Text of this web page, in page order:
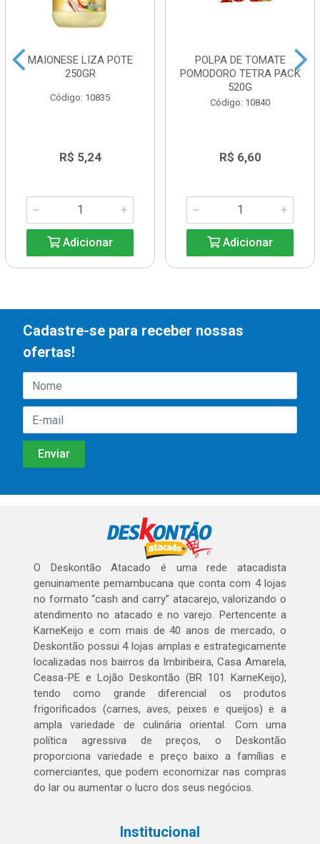
MAIONESE LIZA POTE
250GR
Código: 10835
R$ 5,24
Adicionar
POLPA DE TOMATE
POMODORO TETRA PACK
520G
Código: 10840
R$ 6,60
Adicionar
Cadastre-se para receber nossas
ofertas!
O Deskontão Atacado é uma rede atacadista
genuinamente pernambucana que conta com 4 lojas
no formato “cash and carry” atacarejo, valorizando o
atendimento no atacado e no varejo. Pertencente a
KarneKeijo e com mais de 40 anos de mercado, o
Deskontão possui 4 lojas amplas e estrategicamente
localizadas nos bairros da Imbiribeira, Casa Amarela,
Ceasa-PE e Lojão Deskontão (BR 101 KarneKeijo),
tendo como grande diferencial os produtos
frigorificados (carnes, aves, peixes e queijos) e a
ampla variedade de culinária oriental. Com uma
política agressiva de preços, o Deskontão
proporciona variedade e preço baixo a famílias e
comerciantes, que podem economizar nas compras
do lar ou aumentar o lucro dos seus negócios.
Institucional